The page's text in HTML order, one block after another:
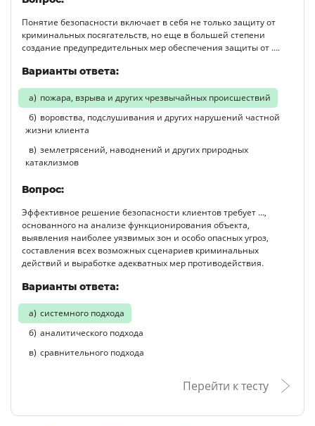
Понятие безопасности включает в себя не только защиту от
криминальных посягательств, но еще в большей степени
создание предупредительных мер обеспечения защиты от ….
Варианты ответа:
пожара, взрыва и других чрезвычайных происшествий
воровства, подслушивания и других нарушений частной
жизни клиента
землетрясений, наводнений и других природных
катаклизмов
Вопрос:
Эффективное решение безопасности клиентов требует …,
основанного на анализе функционирования объекта,
выявления наиболее уязвимых зон и особо опасных угроз,
составления всех возможных сценариев криминальных
действий и выработке адекватных мер противодействия.
Варианты ответа:
системного подхода
аналитического подхода
сравнительного подхода
Перейти к тесту